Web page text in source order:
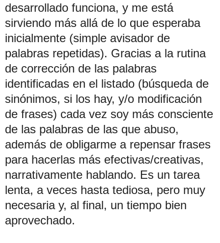
desarrollado funciona, y me está
sirviendo más allá de lo que esperaba
inicialmente (simple avisador de
palabras repetidas). Gracias a la rutina
de corrección de las palabras
identificadas en el listado (búsqueda de
sinónimos, si los hay, y/o modificación
de frases) cada vez soy más consciente
de las palabras de las que abuso,
además de obligarme a repensar frases
para hacerlas más efectivas/creativas,
narrativamente hablando. Es un tarea
lenta, a veces hasta tediosa, pero muy
necesaria y, al final, un tiempo bien
aprovechado.